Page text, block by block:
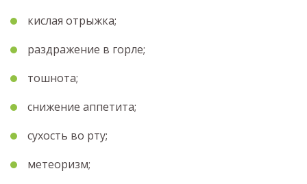
кислая отрыжка;
раздражение в горле;
тошнота;
снижение аппетита;
сухость во рту;
метеоризм;